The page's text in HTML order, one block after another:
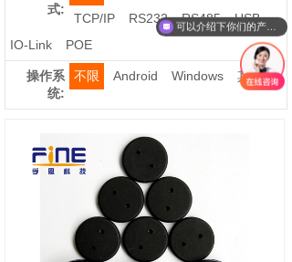
式:
TCP/IP
RS232 RS485
USB
IO-Link
POE
操作系
统:
不限 Android Windows 其它
可以介绍下你们的产品么？